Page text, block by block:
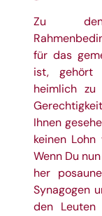
Zu den
für das
ist, gehört
heimlich zu
Ihnen
keinen
Wenn Du
her
Synagogen
den Leuten